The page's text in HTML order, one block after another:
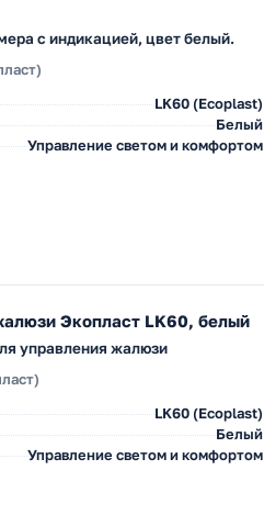
с индикацией, цвет белый.
LK60 (Ecoplast)
Белый
Управление светом и комфортом
Экопласт LK60, белый
управления жалюзи
LK60 (Ecoplast)
Белый
Управление светом и комфортом